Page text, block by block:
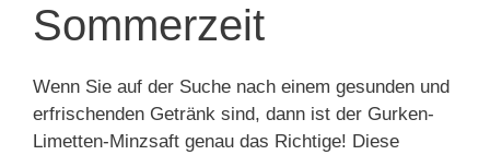
Sommerzeit
Wenn Sie auf der Suche nach einem gesunden und
erfrischenden Getränk sind, dann ist der Gurken-
Limetten-Minzsaft genau das Richtige! Diese